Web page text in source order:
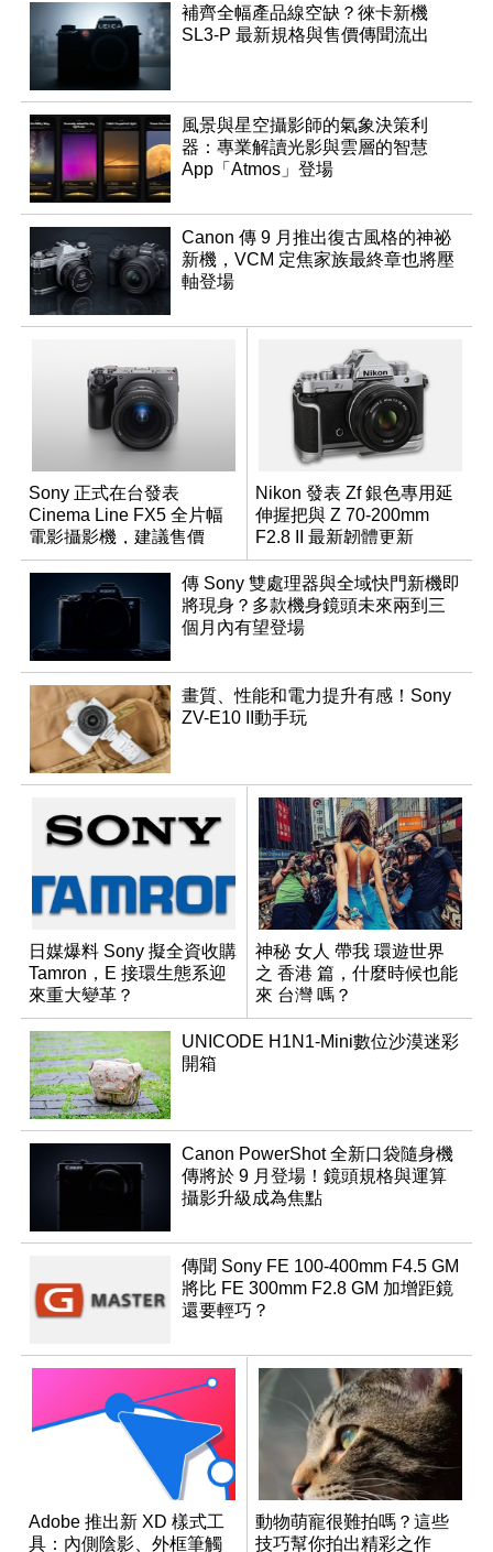
補齊全幅產品線空缺？徠卡新機
SL3-P 最新規格與售價傳聞流出
風景與星空攝影師的氣象決策利
器：專業解讀光影與雲層的智慧
App「Atmos」登場
Canon 傳 9 月推出復古風格的神祕
新機，VCM 定焦家族最終章也將壓
軸登場
Sony 正式在台發表
Cinema Line FX5 全片幅
電影攝影機，建議售價
NT$144,980
Nikon 發表 Zf 銀色專用延
伸握把與 Z 70-200mm
F2.8 II 最新韌體更新
傳 Sony 雙處理器與全域快門新機即
將現身？多款機身鏡頭未來兩到三
個月內有望登場
畫質、性能和電力提升有感！Sony
ZV-E10 II動手玩
日媒爆料 Sony 擬全資收購
Tamron，E 接環生態系迎
來重大變革？
神秘 女人 帶我 環遊世界
之 香港 篇，什麼時候也能
來 台灣 嗎？
UNICODE H1N1-Mini數位沙漠迷彩
開箱
Canon PowerShot 全新口袋隨身機
傳將於 9 月登場！鏡頭規格與運算
攝影升級成為焦點
傳聞 Sony FE 100-400mm F4.5 GM
將比 FE 300mm F2.8 GM 加增距鏡
還要輕巧？
Adobe 推出新 XD 樣式工
具：內側陰影、外框筆觸
動物萌寵很難拍嗎？這些
技巧幫你拍出精彩之作